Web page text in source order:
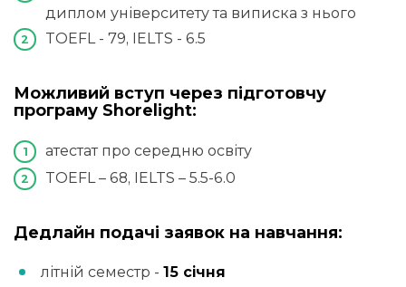
диплом університету та виписка з нього
TOEFL - 79, IELTS - 6.5
Можливий вступ через підготовчу
програму Shorelight:
атестат про середню освіту
TOEFL – 68, IELTS – 5.5-6.0
Дедлайн подачі заявок на навчання:
літній семестр - 15 січня